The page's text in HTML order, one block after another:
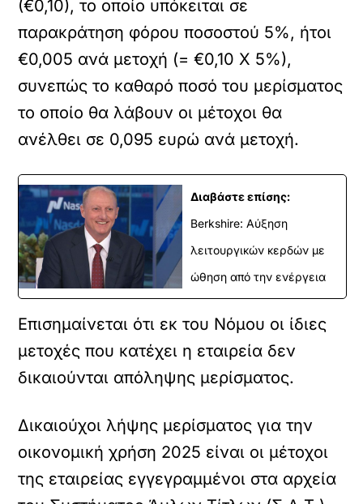
(€0,10), το οποίο υπόκειται σε
παρακράτηση φόρου ποσοστού 5%, ήτοι
€0,005 ανά μετοχή (= €0,10 Χ 5%),
συνεπώς το καθαρό ποσό του μερίσματος
το οποίο θα λάβουν οι μέτοχοι θα
ανέλθει σε 0,095 ευρώ ανά μετοχή.
Διαβάστε επίσης:
Berkshire: Αύξηση
λειτουργικών κερδών με
ώθηση από την ενέργεια
Επισημαίνεται ότι εκ του Νόμου οι ίδιες
μετοχές που κατέχει η εταιρεία δεν
δικαιούνται απόληψης μερίσματος.
Δικαιούχοι λήψης μερίσματος για την
οικονομική χρήση 2025 είναι οι μέτοχοι
της εταιρείας εγγεγραμμένοι στα αρχεία